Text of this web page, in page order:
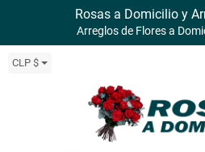
Rosas a Domicilio y
Arreglos de Flores a
CLP $